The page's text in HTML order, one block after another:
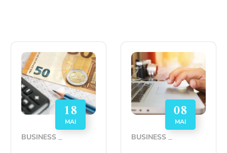
18
MAI
BUSINESS
08
MAI
BUSINESS